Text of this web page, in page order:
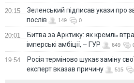
20:15
Зеленський підписав укази про
послів
149 0
20:01
Битва за Арктику: як кремль
імперські амбіції, – ГУР
649
19:54
Росія терміново шукає заміну
експерт вказав причину
515